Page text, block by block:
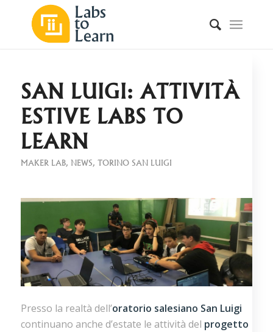
SAN LUIGI: ATTIVITÀ
ESTIVE LABS TO
LEARN
MAKER LAB, NEWS, TORINO SAN LUIGI
Presso la realtà dell’oratorio salesiano San Luigi
continuano anche d’estate le attività del progetto